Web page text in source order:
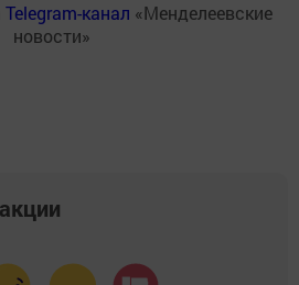
Telegram-канал «Менделеевские
новости»